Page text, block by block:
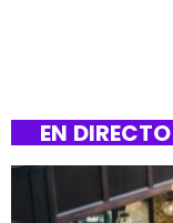
EN DIRECTO